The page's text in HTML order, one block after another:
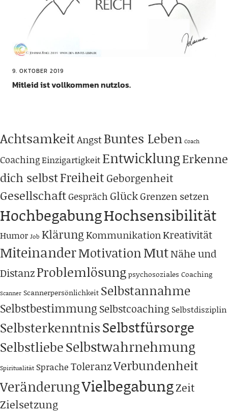
9. OKTOBER 2019
Mitleid ist vollkommen nutzlos.
AchtsamkeitAngstBuntes Leben Coach
CoachingEinzigartigkeit EntwicklungErkenne
dich selbstFreiheit Geborgenheit
GesellschaftGespräch GlückGrenzen setzen
HochbegabungHochsensibilität
Humor Job KlärungKommunikationKreativität
MiteinanderMotivationMutNähe und
DistanzProblemlösungpsychosoziales Coaching
Scanner Scannerpersönlichkeit Selbstannahme
Selbstbestimmung Selbstcoaching Selbstdisziplin
SelbsterkenntnisSelbstfürsorge
SelbstliebeSelbstwahrnehmung
Spiritualität Sprache ToleranzVerbundenheit
VeränderungVielbegabungZeit
Zielsetzung